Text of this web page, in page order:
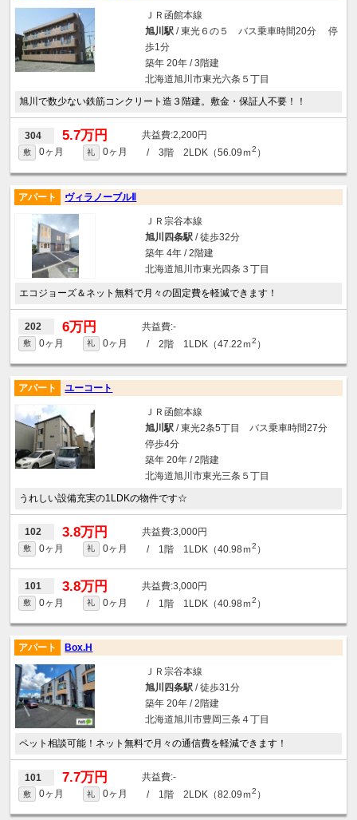
ＪＲ函館本線
旭川駅/ 東光６の５ バス乗車時間20分 停
歩1分
築年 20年 / 3階建
北海道旭川市東光六条５丁目
旭川で数少ない鉄筋コンクリート造３階建。敷金・保証人不要！！
304 5.7万円 2,200円
敷 0ヶ月 礼 0ヶ月 / 3階 2LDK（56.09ｍ2 ）
アパート ヴィラノーブルⅡ
ＪＲ宗谷本線
旭川四条駅/ 徒歩32分
築年 4年 / 2階建
北海道旭川市東光四条３丁目
エコジョーズ＆ネット無料で月々の固定費を軽減できます！
202 6万円 -
敷 0ヶ月 礼 0ヶ月 / 2階 1LDK（47.22ｍ2 ）
アパート ユーコート
ＪＲ函館本線
旭川駅/ 東光2条5丁目 バス乗車時間27分
停歩4分
築年 20年 / 2階建
北海道旭川市東光三条５丁目
うれしい設備充実の1LDKの物件です☆
102 3.8万円 3,000円
敷 0ヶ月 礼 0ヶ月 / 1階 1LDK（40.98ｍ2 ）
101 3.8万円 3,000円
敷 0ヶ月 礼 0ヶ月 / 1階 1LDK（40.98ｍ2 ）
アパート Box.H
ＪＲ宗谷本線
旭川四条駅/ 徒歩31分
築年 20年 / 2階建
北海道旭川市豊岡三条４丁目
ペット相談可能！ネット無料で月々の通信費を軽減できます！
101 7.7万円 -
敷 0ヶ月 礼 0ヶ月 / 1階 2LDK（82.09ｍ2 ）